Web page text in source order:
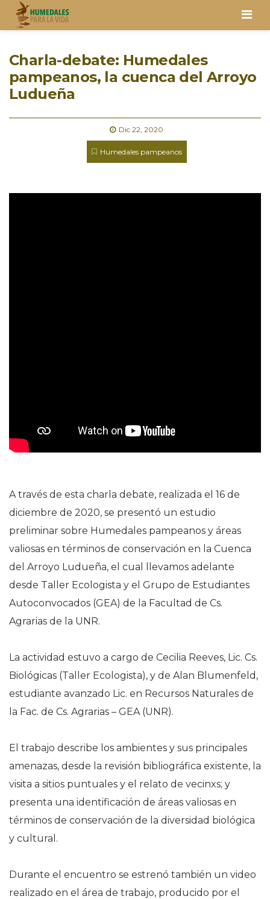
Charla-debate: Humedales
pampeanos, la cuenca del Arroyo
Ludueña
Dic 22, 2020
Humedales pampeanos
A través de esta charla debate, realizada el 16 de
diciembre de 2020, se presentó un estudio
preliminar sobre Humedales pampeanos y áreas
valiosas en términos de conservación en la Cuenca
del Arroyo Ludueña, el cual llevamos adelante
desde Taller Ecologista y el Grupo de Estudiantes
Autoconvocados (GEA) de la Facultad de Cs.
Agrarias de la UNR.
La actividad estuvo a cargo de Cecilia Reeves, Lic. Cs.
Biológicas (Taller Ecologista), y de Alan Blumenfeld,
estudiante avanzado Lic. en Recursos Naturales de
la Fac. de Cs. Agrarias – GEA (UNR).
El trabajo describe los ambientes y sus principales
amenazas, desde la revisión bibliográfica existente, la
visita a sitios puntuales y el relato de vecinxs; y
presenta una identificación de áreas valiosas en
términos de conservación de la diversidad biológica
y cultural.
Durante el encuentro se estrenó también un video
realizado en el área de trabajo, producido por el